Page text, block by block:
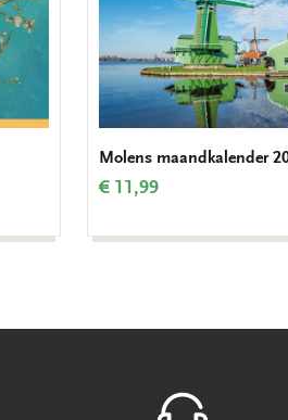
Molens maandkalender
€ 11,99